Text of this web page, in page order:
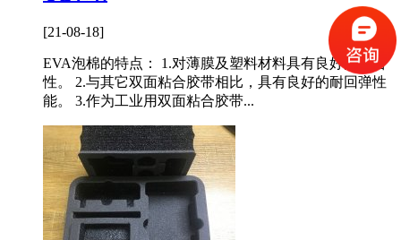
[21-08-18]
EVA泡棉的特点： 1.对薄膜及塑料材料具有良好的粘合
性。 2.与其它双面粘合胶带相比，具有良好的耐回弹性
能。 3.作为工业用双面粘合胶带...